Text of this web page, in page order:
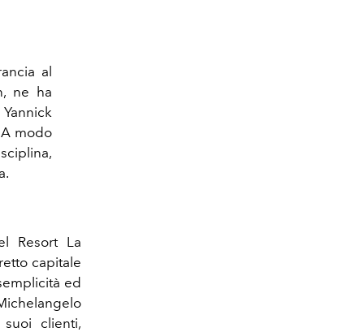
al
ne ha
modo
Resort La
capitale
ed
clienti,